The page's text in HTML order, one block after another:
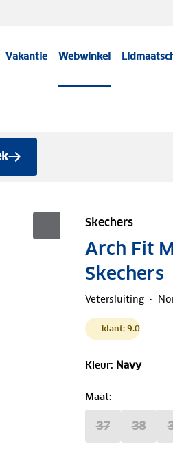
Vakantie Webwinkel
Skechers
Arch Fit
Skechers
Vetersluiting
klant: 9.0
Kleur: Navy
Maat:
37 38